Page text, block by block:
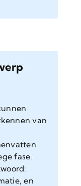
van
fase.
en